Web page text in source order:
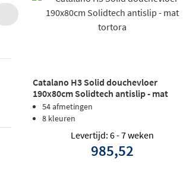
Catalano H3 Solid douchevloer
190x80cm Solidtech antislip - mat
tortora
54 afmetingen
8 kleuren
Levertijd: 6 - 7 weken
985,52